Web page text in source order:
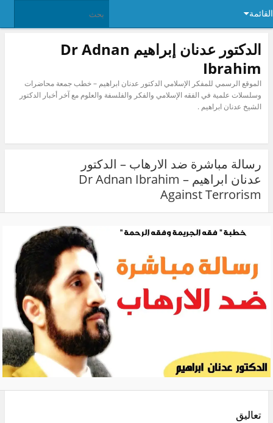
الدكتور عدنان إبراهيم Dr Adnan
Ibrahim
الموقع الرسمي للمفكر الإسلامي الدكتور عدنان ابراهيم – خطب جمعة محاضرات
وسلسلات علمية في الفقه الإسلامي والفكر والفلسفة والعلوم مع آخر أخبار الدكتور
الشيخ عدنان ابراهيم .
رسالة مباشرة ضد الارهاب – الدكتور
عدنان ابراهيم Dr Adnan Ibrahim –
Against Terrorism
تعاليق